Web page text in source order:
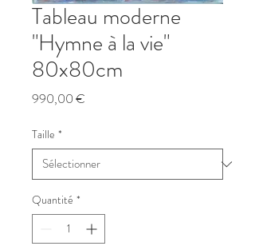
Tableau moderne
"Hymne à la vie"
80x80cm
990,00 €
Taille *
Quantité *